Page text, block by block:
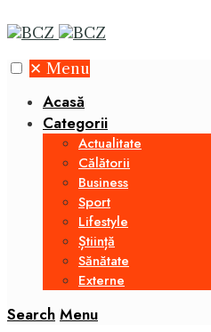
✕ Menu
Acasă
Categorii
Actualitate
Călătorii
Business
Sport
Lifestyle
Știință
Sănătate
Externe
Search Menu